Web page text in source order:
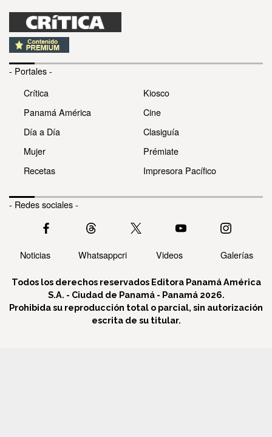
- Portales -
Crítica
Panamá América
Día a Día
Mujer
Recetas
Kiosco
Cine
Clasiguía
Prémiate
Impresora Pacífico
- Redes sociales -
Noticias Whatsappcri Videos Galerías
Todos los derechos reservados Editora Panamá América
S.A. - Ciudad de Panamá - Panamá 2026.
Prohibida su reproducción total o parcial, sin autorización
escrita de su titular.